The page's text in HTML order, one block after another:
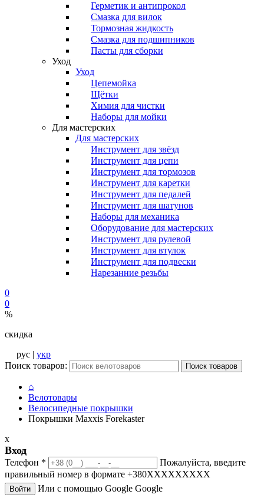
Герметик и антипрокол
Смазка для вилок
Тормозная жидкость
Смазка для подшипников
Пасты для сборки
Уход
Уход
Цепемойка
Щётки
Химия для чистки
Наборы для мойки
Для мастерских
Для мастерских
Инструмент для звёзд
Инструмент для цепи
Инструмент для тормозов
Инструмент для каретки
Инструмент для педалей
Инструмент для шатунов
Наборы для механика
Оборудование для мастерских
Инструмент для рулевой
Инструмент для втулок
Инструмент для подвески
Нарезанние резьбы
0
0
%
скидка
рус | укр
Поиск товаров:
Поиск товаров
⌂
Велотовары
Велосипедные покрышки
Покрышки Maxxis Forekaster
x
Вход
Телефон *
Пожалуйста, введите
правильный номер в формате +380XXXXXXXXX
Войти Или с помощью Google Google